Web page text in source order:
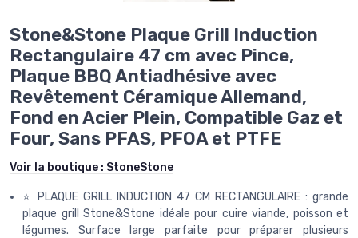
Stone&Stone Plaque Grill Induction
Rectangulaire 47 cm avec Pince,
Plaque BBQ Antiadhésive avec
Revêtement Céramique Allemand,
Fond en Acier Plein, Compatible Gaz et
Four, Sans PFAS, PFOA et PTFE
Voir la boutique : StoneStone
⭐ PLAQUE GRILL INDUCTION 47 CM RECTANGULAIRE : grande
plaque grill Stone&Stone idéale pour cuire viande, poisson et
légumes. Surface large parfaite pour préparer plusieurs